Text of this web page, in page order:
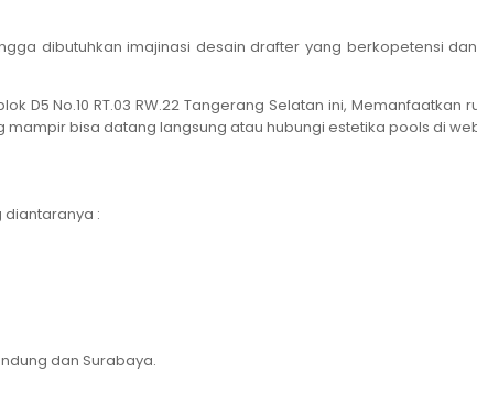
dibutuhkan imajinasi desain drafter yang berkopetensi
No.10 RT.03 RW.22 Tangerang Selatan ini,
bisa datang langsung atau hubungi estetika pools di
:
dan Surabaya.